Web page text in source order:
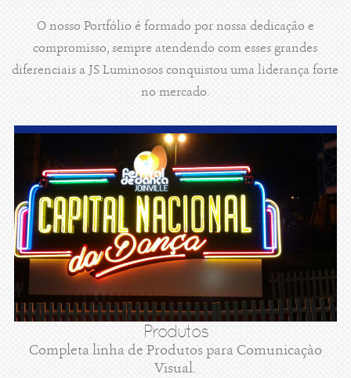
O nosso Portfólio é formado por nossa dedicação e
compromisso, sempre atendendo com esses grandes
diferenciais a JS Luminosos conquistou uma liderança forte
no mercado.
Produtos
Completa linha de Produtos para Comunicaçào
Visual.